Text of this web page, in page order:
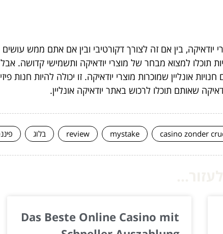
בין אם זה לצורך דקורטיבי ובין אם אתם ממש עושים
תוכלו למצוא מבחר של מוצרי יודאיקה ותשמישי קדושה.
אונליין שמוכרות מוצרי יודאיקה. זו יכולה להיות חנות
שאותם תוכלו לרכוש באתר יודאיקה אונליין.
casino zonder
mystake
review בלוג
Das Beste Online Casino mit